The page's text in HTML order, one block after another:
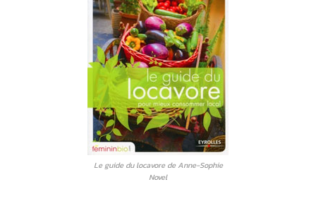
Le guide du locavore de Anne-Sophie
Novel